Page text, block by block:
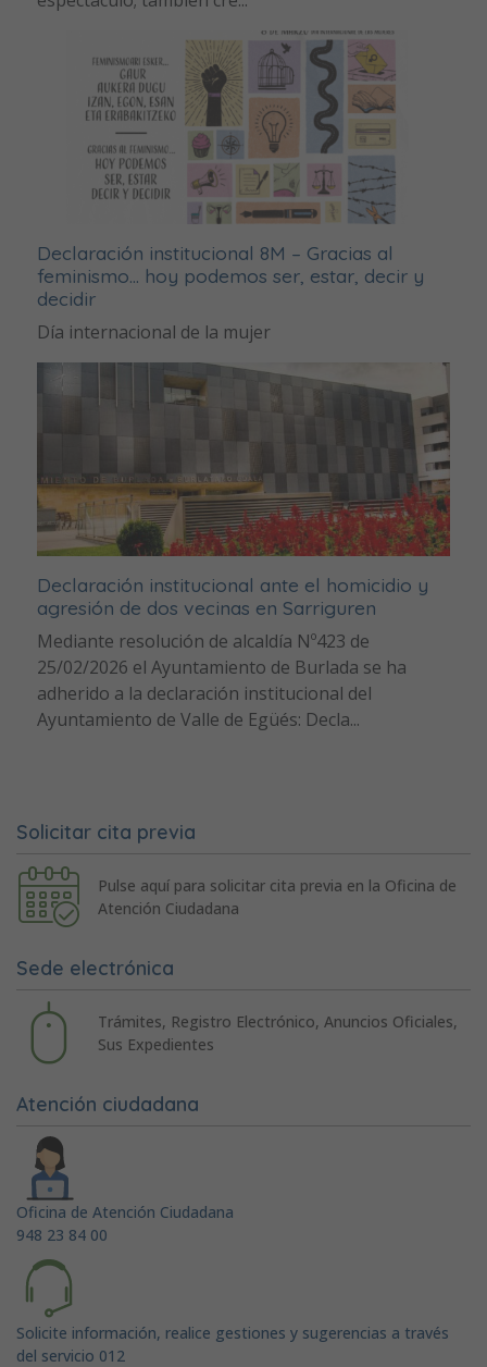
Declaración institucional 8M – Gracias al
feminismo… hoy podemos ser, estar, decir y
decidir
Día internacional de la mujer
Declaración institucional ante el homicidio y
agresión de dos vecinas en Sarriguren
Mediante resolución de alcaldía Nº423 de
25/02/2026 el Ayuntamiento de Burlada se ha
adherido a la declaración institucional del
Ayuntamiento de Valle de Egüés: Decla...
Solicitar cita previa
Pulse aquí para solicitar cita previa en la Oficina de
Atención Ciudadana
Sede electrónica
Trámites, Registro Electrónico, Anuncios Oficiales,
Sus Expedientes
Atención ciudadana
Oficina de Atención Ciudadana
948 23 84 00
Solicite información, realice gestiones y sugerencias a través
del servicio 012